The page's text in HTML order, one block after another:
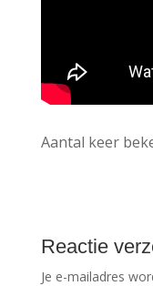
Aantal keer
Reactie
Je e-mailadres